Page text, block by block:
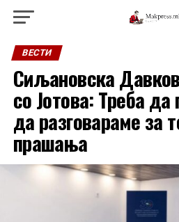
ВЕСТИ
Сиљановска
со Јотова: Треба
да разговараме за
прашања